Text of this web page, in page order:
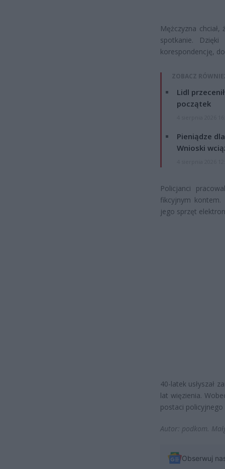
Mężczyzna
spotkanie.
korespondencję,
ZOBACZ
Lidl
początek
Pieniądze
Wnioski
Policjanci
fikcyjnym kontem.
jego sprzęt
40-latek usłyszał
lat więzienia.
postaci
Autor: podkom.
Obserwuj